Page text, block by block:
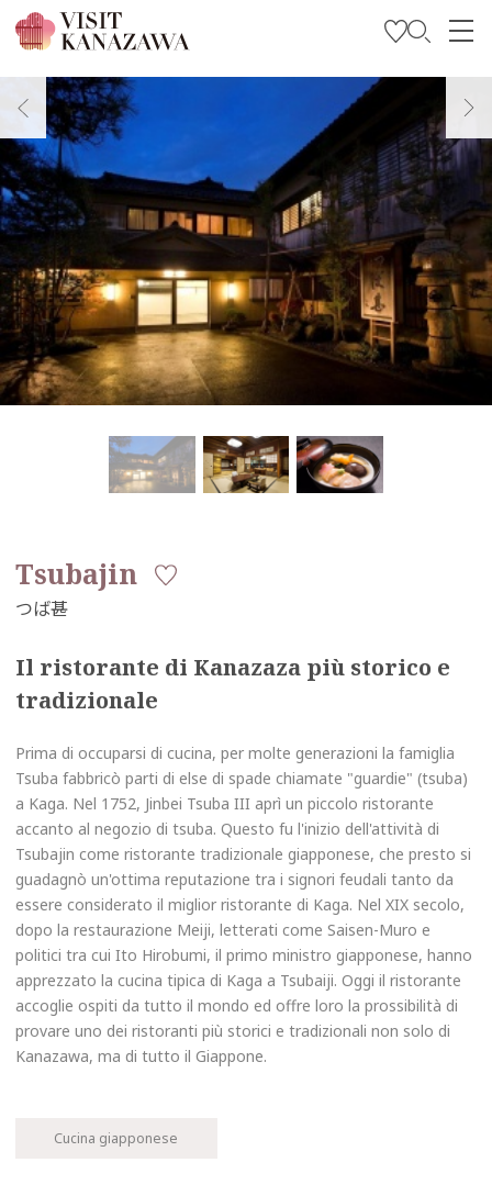
Trova l’ispirazione
Esplora
Programma il tuo viaggio
Travel Trade and Media
Languages
Tsubajin
Il ristorante di Kanazaza più storico e
tradizionale
Prima di occuparsi di cucina, per molte generazioni la famiglia
Tsuba fabbricò parti di else di spade chiamate "guardie" (tsuba)
a Kaga. Nel 1752, Jinbei Tsuba III aprì un piccolo ristorante
accanto al negozio di tsuba. Questo fu l'inizio dell'attività di
Tsubajin come ristorante tradizionale giapponese, che presto si
guadagnò un'ottima reputazione tra i signori feudali tanto da
essere considerato il miglior ristorante di Kaga. Nel XIX secolo,
dopo la restaurazione Meiji, letterati come Saisen-Muro e
politici tra cui Ito Hirobumi, il primo ministro giapponese, hanno
apprezzato la cucina tipica di Kaga a Tsubaiji. Oggi il ristorante
accoglie ospiti da tutto il mondo ed offre loro la prossibilità di
provare uno dei ristoranti più storici e tradizionali non solo di
Kanazawa, ma di tutto il Giappone.
Cucina giapponese